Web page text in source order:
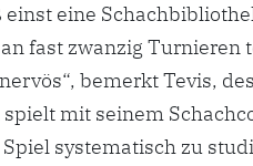
einst eine
fast zwanzig
bemerkt Tevis,
mit seinem
Spiel systematisch zu